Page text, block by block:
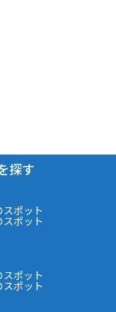
探す
ポット
スポット
ポット
ポット